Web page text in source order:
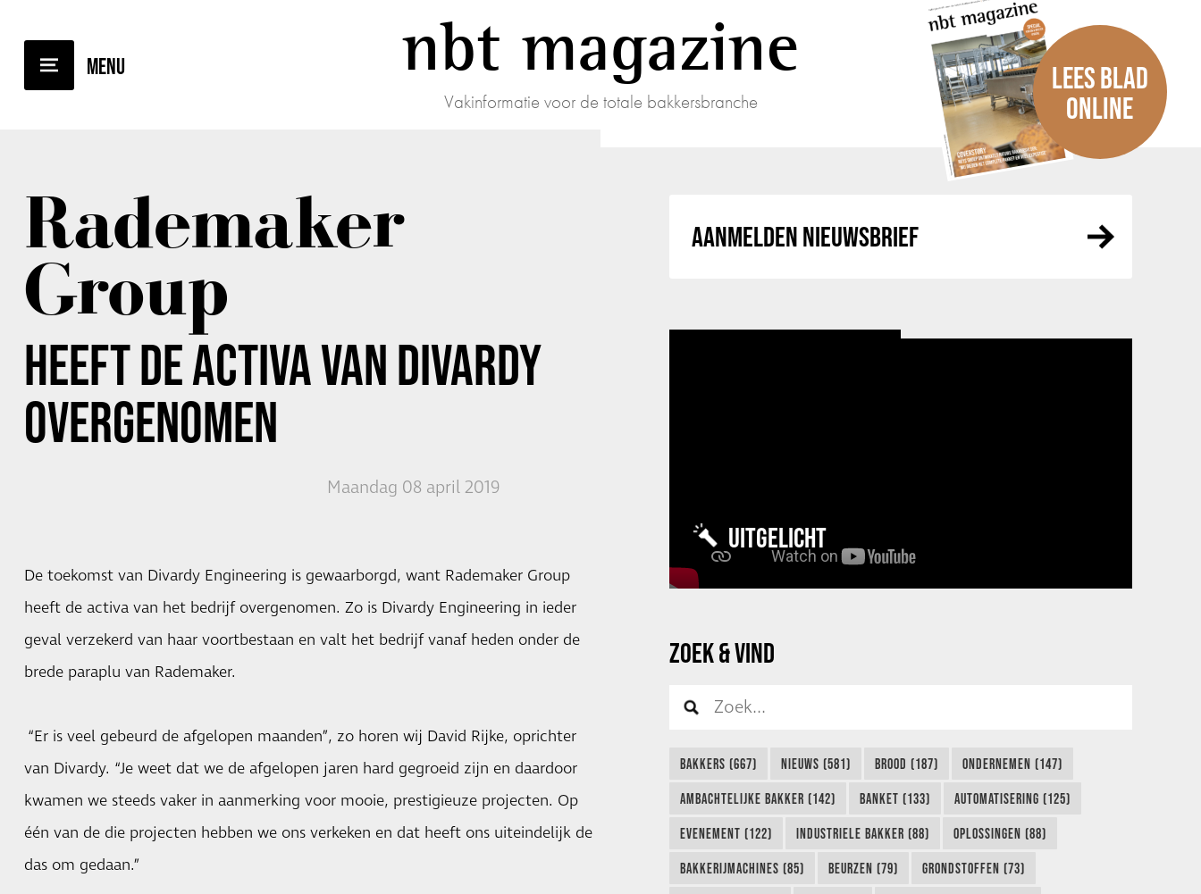
nbt magazine
Vakinformatie voor de totale bakkersbranche
LEES BLAD
ONLINE
Rademaker
Group
HEEFT DE ACTIVA VAN DIVARDY
OVERGENOMEN
Maandag 08 april 2019
De toekomst van Divardy Engineering is gewaarborgd, want Rademaker Group
heeft de activa van het bedrijf overgenomen. Zo is Divardy Engineering in ieder
geval verzekerd van haar voortbestaan en valt het bedrijf vanaf heden onder de
brede paraplu van Rademaker.
“Er is veel gebeurd de afgelopen maanden”, zo horen wij David Rijke, oprichter
van Divardy. “Je weet dat we de afgelopen jaren hard gegroeid zijn en daardoor
kwamen we steeds vaker in aanmerking voor mooie, prestigieuze projecten. Op
één van de die projecten hebben we ons verkeken en dat heeft ons uiteindelijk de
das om gedaan.”
AANMELDEN NIEUWSBRIEF
UITGELICHT
ZOEK & VIND
BAKKERS (667) NIEUWS (581) BROOD (187) ONDERNEMEN (147)
AMBACHTELIJKE BAKKER (142) BANKET (133) AUTOMATISERING (125)
EVENEMENT (122) INDUSTRIELE BAKKER (88) OPLOSSINGEN (88)
BAKKERIJMACHINES (85) BEURZEN (79) GRONDSTOFFEN (73)